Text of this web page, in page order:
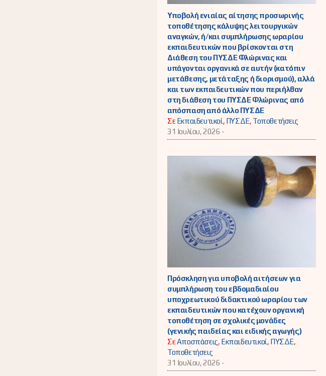
Υποβολή ενιαίας αίτησης προσωρινής
τοποθέτησης κάλυψης λειτουργικών
αναγκών, ή/και συμπλήρωσης ωραρίου
εκπαιδευτικών που βρίσκονται στη
Διάθεση του ΠΥΣΔΕ Φλώρινας και
υπάγονται οργανικά σε αυτήν (κατόπιν
μετάθεσης, μετάταξης ή διορισμού), αλλά
και των εκπαιδευτικών που περιήλθαν
στη διάθεση του ΠΥΣΔΕ Φλώρινας από
απόσπαση από άλλο ΠΥΣΔΕ
ΣεΕκπαιδευτικοί, ΠΥΣΔΕ, Τοποθετήσεις
31 Ιουλίου, 2026 -
Πρόσκληση για υποβολή αιτήσεων για
συμπλήρωση του εβδομαδιαίου
υποχρεωτικού διδακτικού ωραρίου των
εκπαιδευτικών που κατέχουν οργανική
τοποθέτηση σε σχολικές μονάδες
(γενικής παιδείας και ειδικής αγωγής)
ΣεΑποσπάσεις, Εκπαιδευτικοί, ΠΥΣΔΕ,
Τοποθετήσεις
31 Ιουλίου, 2026 -